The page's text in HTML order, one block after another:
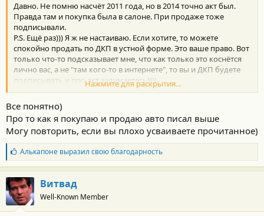
Давно. Не помню насчёт 2011 года, но в 2014 точно акт был.
Правда там и покупка была в салоне. При продаже тоже
подписывали.
P.S. Ещё раз))) Я ж не настаиваю. Если хотите, то можете
спокойно продать по ДКП в устной форме. Это ваше право. Вот
только что-то подсказывает мне, что как только это коснётся
лично вас, а не "там кого-то в интернете", то вы и ДКП будете
подписывать и про акт задумаетесь))))
P.S.S. Никакого регламента для акта нет, безусловно. Но никто и
не говорил, что он обязателен
чистая подстраховка для продающего или покупающего. Хотя
многие его подписывают, но просто не обращают внимания))
Нажмите для раскрытия...
Все понятно)
Про то как я покупаю и продаю авто писал выше
Могу повторить, если вы плохо усваиваете прочитанное)
Б
л
а
г
о
д
а
Алькапоневыразил свою благодарность
Витвад
Well-Known Member